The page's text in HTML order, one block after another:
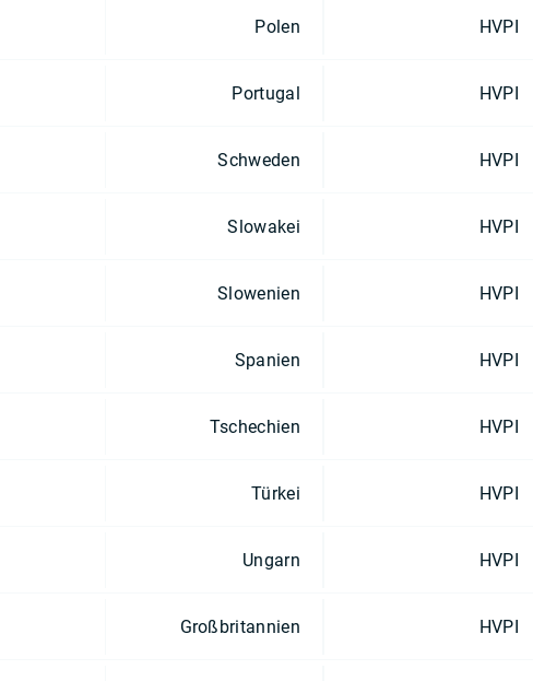
Polen HVPI
Portugal HVPI
Schweden HVPI
Slowakei HVPI
Slowenien HVPI
Spanien HVPI
Tschechien HVPI
Türkei HVPI
Ungarn HVPI
Großbritannien HVPI